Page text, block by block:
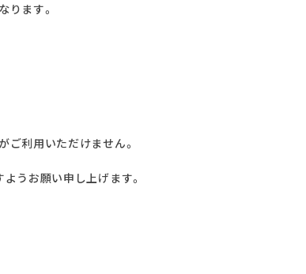
ります。
利用いただけません。
うお願い申し上げます。